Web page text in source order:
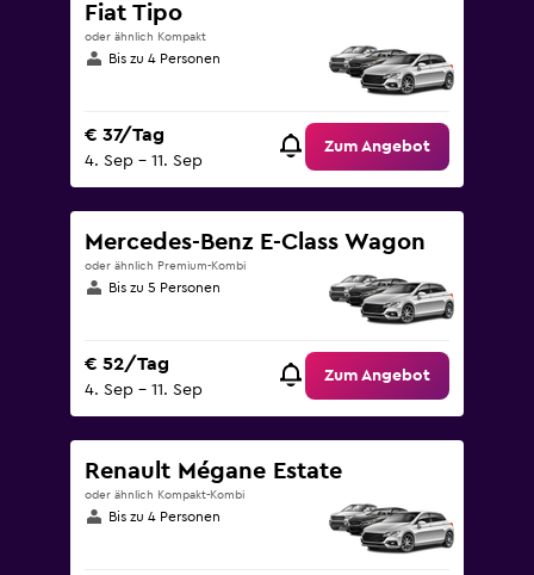
Fiat Tipo
oder ähnlich Kompakt
Bis zu 4 Personen
€ 37/Tag
4. Sep – 11. Sep
Zum Angebot
Mercedes-Benz E-Class Wagon
oder ähnlich Premium-Kombi
Bis zu 5 Personen
€ 52/Tag
4. Sep – 11. Sep
Zum Angebot
Renault Mégane Estate
oder ähnlich Kompakt-Kombi
Bis zu 4 Personen